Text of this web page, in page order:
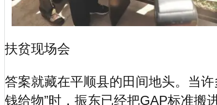
扶贫现场会
答案就藏在平顺县的田间地头。当
钱给物”时，振东已经把GAP标准搬